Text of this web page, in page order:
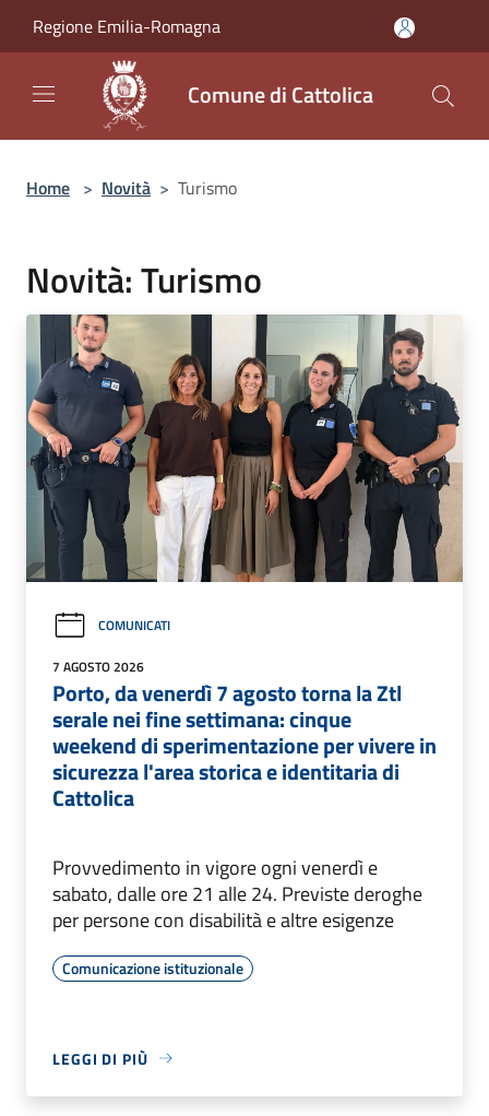
Regione Emilia-Romagna
Comune di Cattolica
Home > Novità > Turismo
Novità: Turismo
COMUNICATI
7 AGOSTO 2026
Porto, da venerdì 7 agosto torna la Ztl
serale nei fine settimana: cinque
weekend di sperimentazione per vivere in
sicurezza l'area storica e identitaria di
Cattolica
Provvedimento in vigore ogni venerdì e
sabato, dalle ore 21 alle 24. Previste deroghe
per persone con disabilità e altre esigenze
Comunicazione istituzionale
LEGGI DI PIÙ